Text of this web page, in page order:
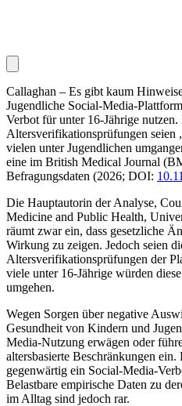
Callaghan – Es gibt kaum
Jugendliche Social-Media-
Verbot für unter 16-Jährige
Altersverifikationsprüfungen seien
vielen unter Jugendlichen
eine im British Medical Journal (
Befragungsdaten (2026; DOI:
Die Hauptautorin der Analyse,
Medicine and Public Health,
räumt zwar ein, dass gesetzliche
Wirkung zu zeigen. Jedoch seien
Altersverifikationsprüfungen der
viele unter 16-Jährige würden
umgehen.
Wegen Sorgen über negative
Gesundheit von Kindern und
Media-Nutzung erwägen oder
altersbasierte Beschränkungen
gegenwärtig ein Social-Media-
Belastbare empirische Daten zu
im Alltag sind jedoch rar.